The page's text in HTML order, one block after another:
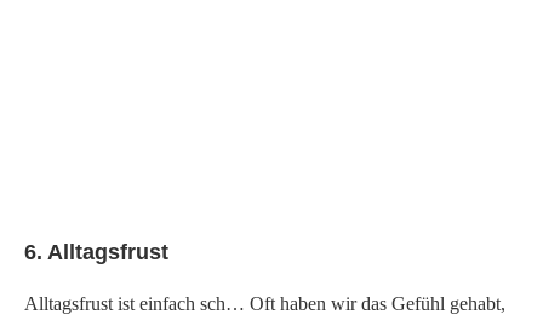
6. Alltagsfrust
Alltagsfrust ist einfach sch… Oft haben wir das Gefühl gehabt,